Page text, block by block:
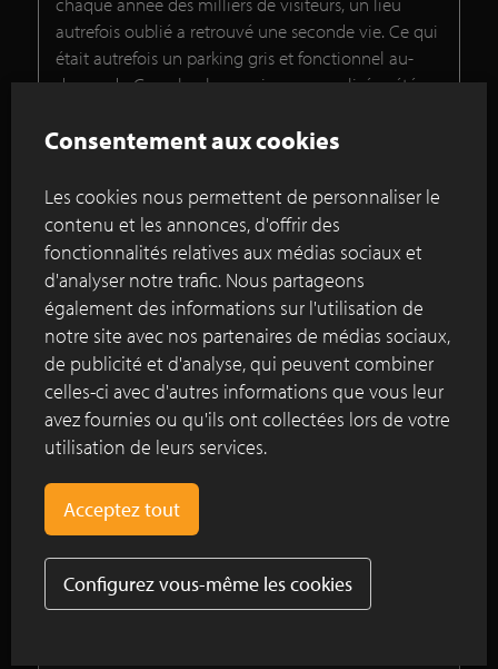
autrefois oublié a retrouvé une seconde vie. Ce qui
était autrefois un parking gris et fonctionnel au-
dessus du Gaverbeek, un ruisseau canalisé, a été
espace public agréable : la « Porte de l'hippodrome
l'émerveillement et à la connexion avec l'eau et la
nature.
Lire plus
Une oasis de récupération et de résilience
pour le jardin de l'entrée principale de la
clinique Brookside
Jardin de la passion : un jardin de fleurs
inspirant à l'école d'horticulture Tectura
de Melle
Le pavé en terre cuite SeptimA Châtain
pour une transition naturelle entre le
Consentement aux cookies
Les cookies nous permettent de personnaliser le
contenu et les annonces, d'offrir des
fonctionnalités relatives aux médias sociaux et
d'analyser notre trafic. Nous partageons
également des informations sur l'utilisation de
notre site avec nos partenaires de médias sociaux,
de publicité et d'analyse, qui peuvent combiner
celles-ci avec d'autres informations que vous leur
avez fournies ou qu'ils ont collectées lors de votre
utilisation de leurs services.
Configurez vous-même les cookies